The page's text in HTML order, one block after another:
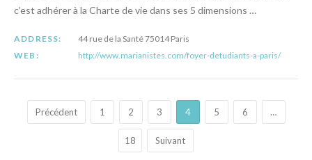
c’est adhérer à la Charte de vie dans ses 5 dimensions …
ADDRESS:
44 rue de la Santé 75014 Paris
WEB:
http://www.marianistes.com/foyer-detudiants-a-paris/
Précédent 1 2 3 4 5 6 …
18 Suivant